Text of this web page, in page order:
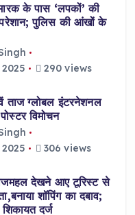
के पास ‘लपकों’ की
परेशान; पुलिस की आंखों के
290 views
ग्लोबल इंटरनेशनल
विमोचन
306 views
देखने आए टूरिस्ट से
शॉपिंग का दबाव;
दर्ज